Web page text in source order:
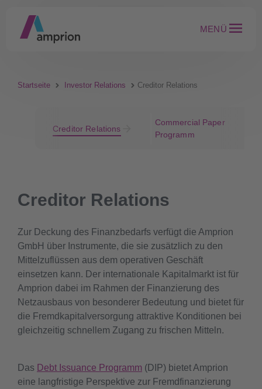
MENÜ
Startseite Investor Relations Creditor Relations
Creditor Relations
Commercial Paper
Programm
Creditor Relations
Zur Deckung des Finanzbedarfs verfügt die Amprion
GmbH über Instrumente, die sie zusätzlich zu den
Mittelzuflüssen aus dem operativen Geschäft
einsetzen kann. Der internationale Kapitalmarkt ist für
Amprion dabei im Rahmen der Finanzierung des
Netzausbaus von besonderer Bedeutung und bietet für
die Fremdkapitalversorgung attraktive Konditionen bei
gleichzeitig schnellem Zugang zu frischen Mitteln.
Das Debt Issuance Programm (DIP) bietet Amprion
eine langfristige Perspektive zur Fremdfinanzierung